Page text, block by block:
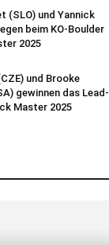
(SLO) und Yannick
beim KO-Boulder
2025
und Brooke
gewinnen das Lead-
Master 2025